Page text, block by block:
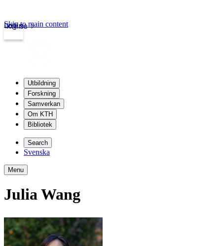
kth.se
Login
Skip to main content
Utbildning
Forskning
Samverkan
Om KTH
Bibliotek
Search
Svenska
Menu
Julia Wang